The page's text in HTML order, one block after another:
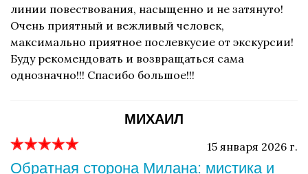
линии повествования, насыщенно и не затянуто!
Очень приятный и вежливый человек,
максимально приятное послевкусие от экскурсии!
Буду рекомендовать и возвращаться сама
однозначно!!! Спасибо большое!!!
МИХАИЛ
15 января 2026 г.
Обратная сторона Милана: мистика и